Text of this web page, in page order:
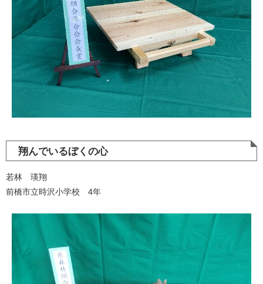
翔んでいるぼくの心
若林 瑛翔
前橋市立時沢小学校 4年